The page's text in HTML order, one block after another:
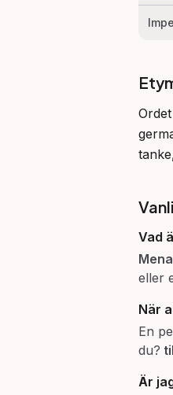
Vad
Mena
eller
När
En
du?
Är